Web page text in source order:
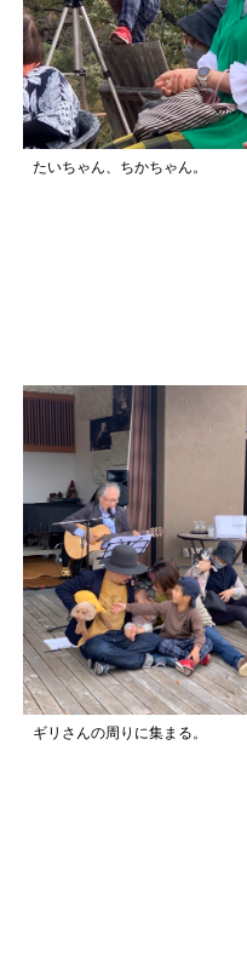
たいちゃん、ちかちゃん。
ギリさんの周りに集まる。